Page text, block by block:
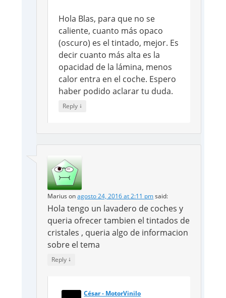
Hola Blas, para que no se
caliente, cuanto más opaco
(oscuro) es el tintado, mejor. Es
decir cuanto más alta es la
opacidad de la lámina, menos
calor entra en el coche. Espero
haber podido aclarar tu duda.
Reply ↓
Marius onagosto 24, 2016 at 2:11 pmsaid:
Hola tengo un lavadero de coches y
queria ofrecer tambien el tintados de
cristales , queria algo de informacion
sobre el tema
Reply ↓
César - MotorVinilo